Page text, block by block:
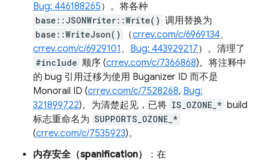
Bug: 446188265）。将各种
base::JSONWriter::Write() 调用替换为
base::WriteJson() （crrev.com/c/6969134、
crrev.com/c/6929101 、 Bug: 443929217）。清理了
#include 顺序 (crrev.com/c/7366868)。将注释中
的 bug 引用迁移为使用 Buganizer ID 而不是
Monorail ID (crrev.com/c/7528268, Bug:
321899722)。为清楚起见，已将 IS_OZONE_* build
标志重命名为 SUPPORTS_OZONE_*
(crrev.com/c/7535923)。
内存安全（spanification）
：在